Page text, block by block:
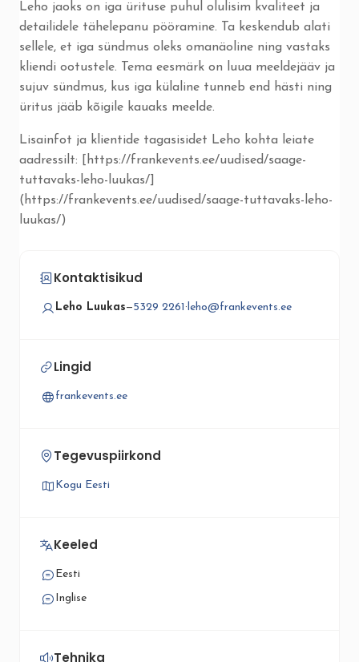
Leho jaoks on iga ürituse puhul olulisim kvaliteet ja
detailidele tähelepanu pööramine. Ta keskendub alati
sellele, et iga sündmus oleks omanäoline ning vastaks
kliendi ootustele. Tema eesmärk on luua meeldejääv ja
sujuv sündmus, kus iga külaline tunneb end hästi ning
üritus jääb kõigile kauaks meelde.
Lisainfot ja klientide tagasisidet Leho kohta leiate
aadressilt: [https://frankevents.ee/uudised/saage-
tuttavaks-leho-luukas/]
(https://frankevents.ee/uudised/saage-tuttavaks-leho-
luukas/)
Kontaktisikud
Leho Luukas—5329 2261 ·leho@frankevents.ee
Lingid
frankevents.ee
Tegevuspiirkond
Kogu Eesti
Keeled
Eesti
Inglise
Tehnika